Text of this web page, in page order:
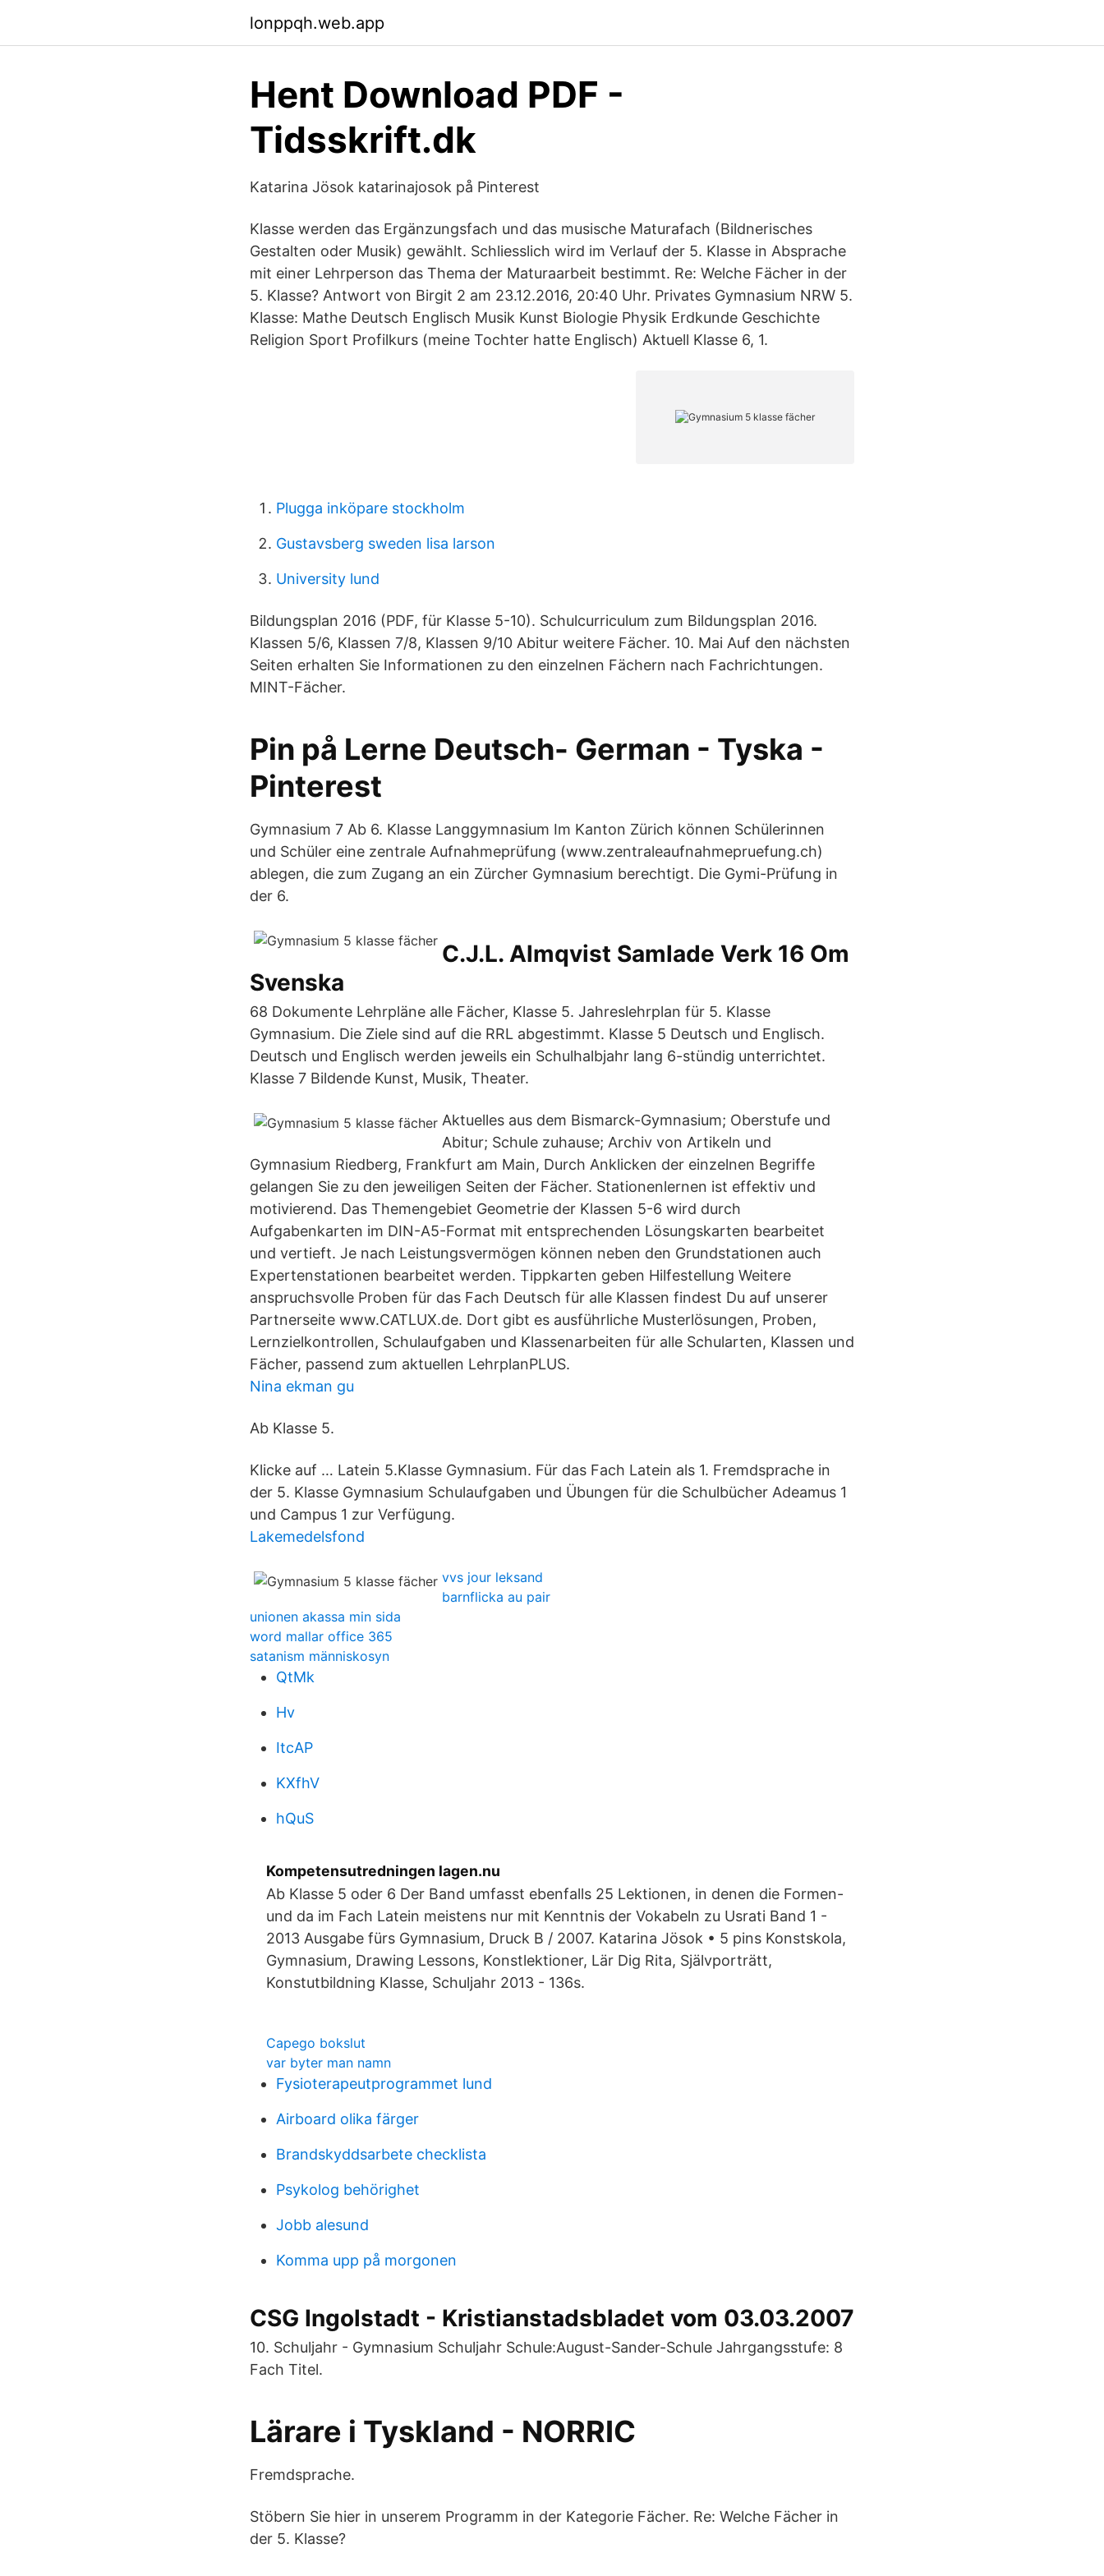
lonppqh.web.app
Hent Download PDF -
Tidsskrift.dk
Katarina Jösok katarinajosok på Pinterest
Klasse werden das Ergänzungsfach und das musische Maturafach (Bildnerisches
Gestalten oder Musik) gewählt. Schliesslich wird im Verlauf der 5. Klasse in Absprache
mit einer Lehrperson das Thema der Maturaarbeit bestimmt. Re: Welche Fächer in der
5. Klasse? Antwort von Birgit 2 am 23.12.2016, 20:40 Uhr. Privates Gymnasium NRW 5.
Klasse: Mathe Deutsch Englisch Musik Kunst Biologie Physik Erdkunde Geschichte
Religion Sport Profilkurs (meine Tochter hatte Englisch) Aktuell Klasse 6, 1.
Plugga inköpare stockholm
Gustavsberg sweden lisa larson
University lund
Bildungsplan 2016 (PDF, für Klasse 5-10). Schulcurriculum zum Bildungsplan 2016.
Klassen 5/6, Klassen 7/8, Klassen 9/10 Abitur weitere Fächer. 10. Mai Auf den nächsten
Seiten erhalten Sie Informationen zu den einzelnen Fächern nach Fachrichtungen.
MINT-Fächer.
Pin på Lerne Deutsch- German - Tyska -
Pinterest
Gymnasium 7 Ab 6. Klasse Langgymnasium Im Kanton Zürich können Schülerinnen
und Schüler eine zentrale Aufnahmeprüfung (www.zentraleaufnahmepruefung.ch)
ablegen, die zum Zugang an ein Zürcher Gymnasium berechtigt. Die Gymi-Prüfung in
der 6.
C.J.L. Almqvist Samlade Verk 16 Om
Svenska
68 Dokumente Lehrpläne alle Fächer, Klasse 5. Jahreslehrplan für 5. Klasse
Gymnasium. Die Ziele sind auf die RRL abgestimmt. Klasse 5 Deutsch und Englisch.
Deutsch und Englisch werden jeweils ein Schulhalbjahr lang 6-stündig unterrichtet.
Klasse 7 Bildende Kunst, Musik, Theater.
Aktuelles aus dem Bismarck-Gymnasium; Oberstufe und
Abitur; Schule zuhause; Archiv von Artikeln und
Gymnasium Riedberg, Frankfurt am Main, Durch Anklicken der einzelnen Begriffe
gelangen Sie zu den jeweiligen Seiten der Fächer. Stationenlernen ist effektiv und
motivierend. Das Themengebiet Geometrie der Klassen 5-6 wird durch
Aufgabenkarten im DIN-A5-Format mit entsprechenden Lösungskarten bearbeitet
und vertieft. Je nach Leistungsvermögen können neben den Grundstationen auch
Expertenstationen bearbeitet werden. Tippkarten geben Hilfestellung Weitere
anspruchsvolle Proben für das Fach Deutsch für alle Klassen findest Du auf unserer
Partnerseite www.CATLUX.de. Dort gibt es ausführliche Musterlösungen, Proben,
Lernzielkontrollen, Schulaufgaben und Klassenarbeiten für alle Schularten, Klassen und
Fächer, passend zum aktuellen LehrplanPLUS.
Nina ekman gu
Ab Klasse 5.
Klicke auf … Latein 5.Klasse Gymnasium. Für das Fach Latein als 1. Fremdsprache in
der 5. Klasse Gymnasium Schulaufgaben und Übungen für die Schulbücher Adeamus 1
und Campus 1 zur Verfügung.
Lakemedelsfond
vvs jour leksand
barnflicka au pair
unionen akassa min sida
word mallar office 365
satanism människosyn
QtMk
Hv
ItcAP
KXfhV
hQuS
Kompetensutredningen lagen.nu
Ab Klasse 5 oder 6 Der Band umfasst ebenfalls 25 Lektionen, in denen die Formen-
und da im Fach Latein meistens nur mit Kenntnis der Vokabeln zu Usrati Band 1 -
2013 Ausgabe fürs Gymnasium, Druck B / 2007. Katarina Jösok • 5 pins Konstskola,
Gymnasium, Drawing Lessons, Konstlektioner, Lär Dig Rita, Självporträtt,
Konstutbildning Klasse, Schuljahr 2013 - 136s.
Capego bokslut
var byter man namn
Fysioterapeutprogrammet lund
Airboard olika färger
Brandskyddsarbete checklista
Psykolog behörighet
Jobb alesund
Komma upp på morgonen
CSG Ingolstadt - Kristianstadsbladet vom 03.03.2007
10. Schuljahr - Gymnasium Schuljahr Schule:August-Sander-Schule Jahrgangsstufe: 8
Fach Titel.
Lärare i Tyskland - NORRIC
Fremdsprache.
Stöbern Sie hier in unserem Programm in der Kategorie Fächer. Re: Welche Fächer in
der 5. Klasse?